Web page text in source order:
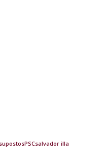
PSCsalvador illa